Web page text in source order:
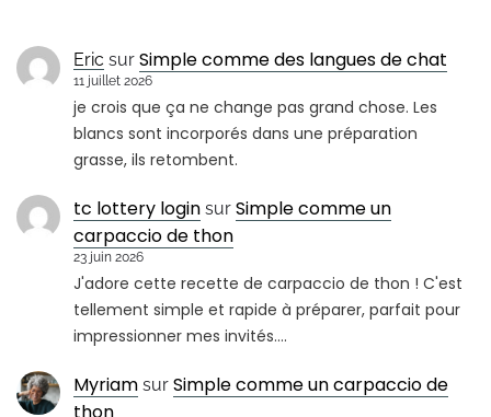
Eric sur Simple comme des langues de chat
11 juillet 2026
je crois que ça ne change pas grand chose. Les
blancs sont incorporés dans une préparation
grasse, ils retombent.
tc lottery login sur Simple comme un
carpaccio de thon
23 juin 2026
J'adore cette recette de carpaccio de thon ! C'est
tellement simple et rapide à préparer, parfait pour
impressionner mes invités.…
Myriam sur Simple comme un carpaccio de
thon